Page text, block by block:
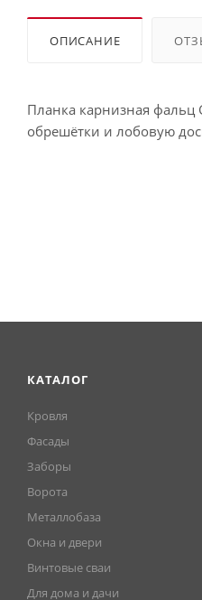
ОПИСАНИЕ
Планка карнизная фальц
обрешётки и лобовую
КАТАЛОГ
Кровля
Фасады
Заборы
Ворота
Металлобаза
Окна и двери
Винтовые сваи
Для дома и дачи